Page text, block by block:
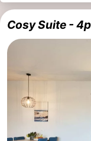
Cosy Suite - 4p